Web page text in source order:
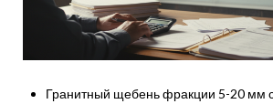
Гранитный щебень фракции 5-20 мм